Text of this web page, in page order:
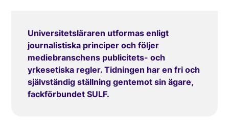
Universitetsläraren utformas enligt
journalistiska principer och följer
mediebranschens publicitets- och
yrkesetiska regler. Tidningen har en fri och
självständig ställning gentemot sin ägare,
fackförbundet SULF.